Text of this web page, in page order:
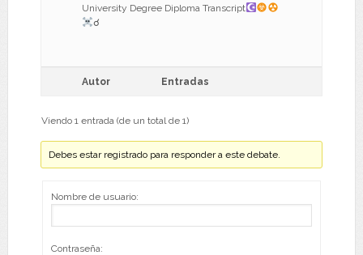
University Degree Diploma Transcript
☌
Autor Entradas
Viendo 1 entrada (de un total de 1)
Debes estar registrado para responder a este debate.
Nombre de usuario:
Contraseña: